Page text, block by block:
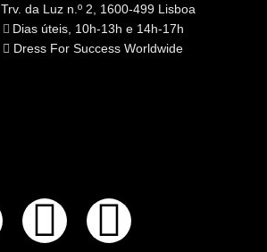
Trv. da Luz n.º 2, 1600-499 Lisboa
Dias úteis, 10h-13h e 14h-17h
Dress For Success Worldwide